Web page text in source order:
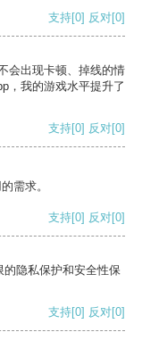
支持[0] 反对[0]
会出现卡顿、掉线的情
，我的游戏水平提升了
支持[0] 反对[0]
需求。
支持[0] 反对[0]
隐私保护和安全性保
支持[0] 反对[0]